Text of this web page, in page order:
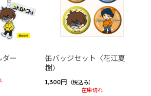
トダウン
ウントダウン2025-2026 ”村事変”
ダー
缶バッジセット〈花江夏
樹〉
1,300円 （税込み）
在庫切れ